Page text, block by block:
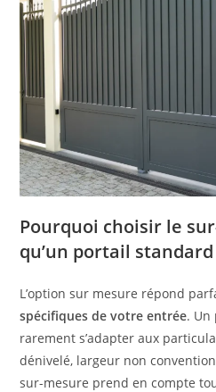
Pourquoi choisir le
qu’un portail standard
L’option sur mesure répond
spécifiques de votre entrée. Un
rarement s’adapter aux
dénivelé, largeur non
sur-mesure prend en compte